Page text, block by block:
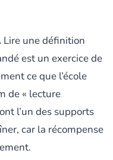
Lire une définition
est un exercice de
ce que l’école
de « lecture
l’un des supports
car la récompense